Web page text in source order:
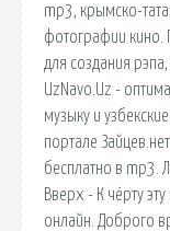
mp3, крымско-
фотографии кино.
для создания
UzNavo.Uz -
музыку и
портале
бесплатно в mp3.
Вверх - К чёрту
онлайн. Доброго